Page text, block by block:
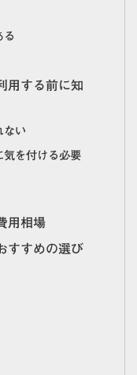
る
用する前に知
ない
気を付ける必要
用相場
すすめの選び